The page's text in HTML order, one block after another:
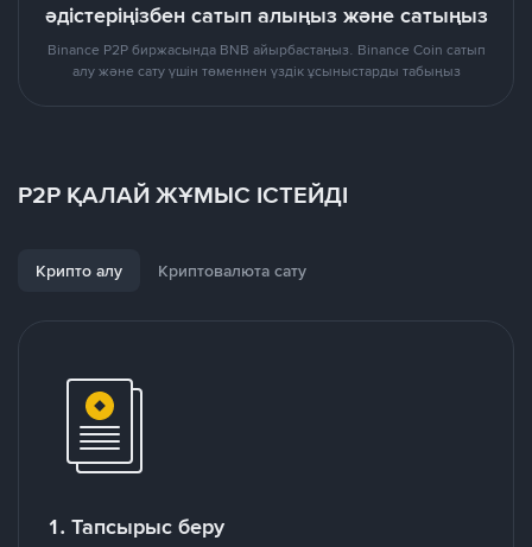
әдістеріңізбен сатып алыңыз және сатыңыз
Binance P2P биржасында BNB айырбастаңыз. Binance Coin сатып
алу және сату үшін төменнен үздік ұсыныстарды табыңыз
P2P ҚАЛАЙ ЖҰМЫС ІСТЕЙДІ
Крипто алу Криптовалюта сату
1. Тапсырыс беру